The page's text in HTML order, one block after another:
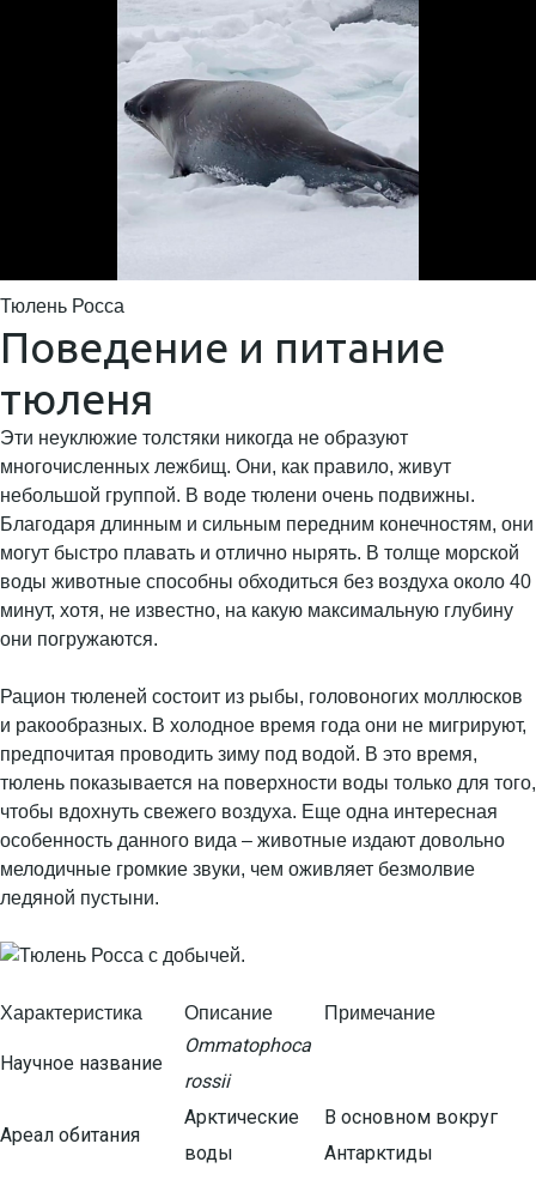
Тюлень Росса
Поведение и питание
тюленя
Эти неуклюжие толстяки никогда не образуют
многочисленных лежбищ. Они, как правило, живут
небольшой группой. В воде тюлени очень подвижны.
Благодаря длинным и сильным передним конечностям, они
могут быстро плавать и отлично нырять. В толще морской
воды животные способны обходиться без воздуха около 40
минут, хотя, не известно, на какую максимальную глубину
они погружаются.
Рацион тюленей состоит из рыбы, головоногих моллюсков
и ракообразных. В холодное время года они не мигрируют,
предпочитая проводить зиму под водой. В это время,
тюлень показывается на поверхности воды только для того,
чтобы вдохнуть свежего воздуха. Еще одна интересная
особенность данного вида – животные издают довольно
мелодичные громкие звуки, чем оживляет безмолвие
ледяной пустыни.
Характеристика Описание Примечание
Научное название
Ommatophoca
rossii
Ареал обитания
Арктические
воды
В основном вокруг
Антарктиды